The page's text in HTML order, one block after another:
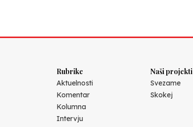
Rubrike
Aktuelnosti
Komentar
Kolumna
Intervju
Naši projekti
Svezame
Skokej